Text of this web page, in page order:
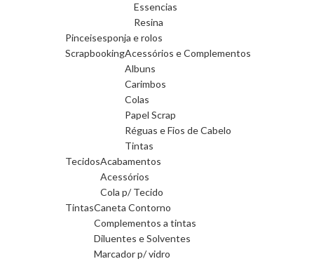
Essencias
Resina
Pinceisesponja e rolos
ScrapbookingAcessórios e Complementos
Albuns
Carimbos
Colas
Papel Scrap
Réguas e Fios de Cabelo
Tintas
TecidosAcabamentos
Acessórios
Cola p/ Tecido
TintasCaneta Contorno
Complementos a tintas
Diluentes e Solventes
Marcador p/ vidro